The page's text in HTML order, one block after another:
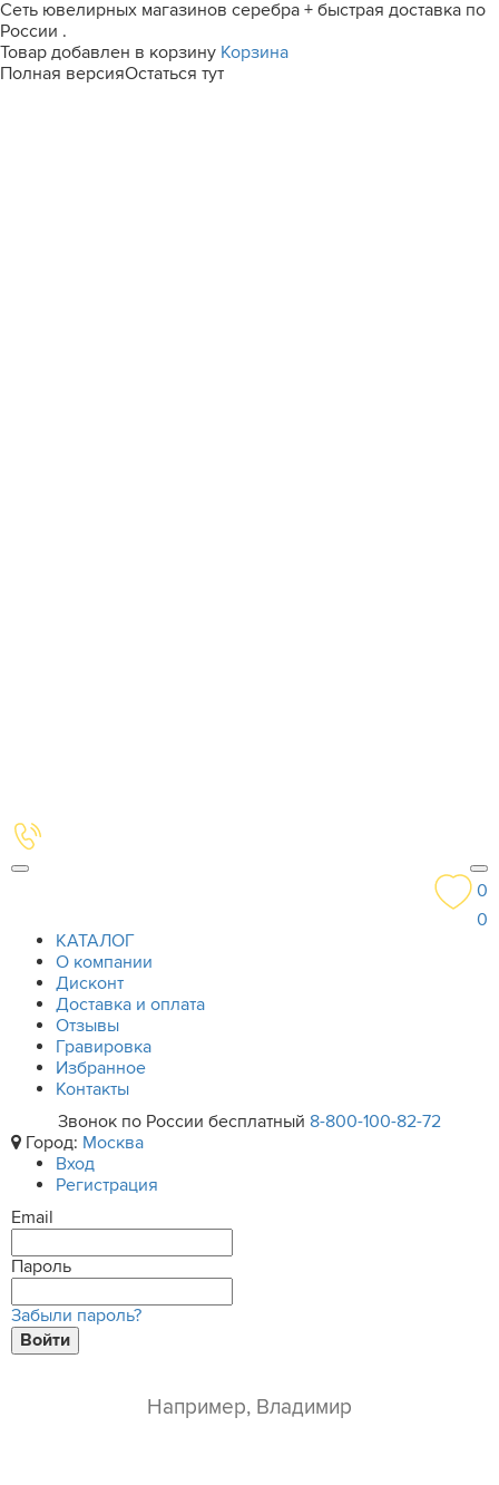
Сеть ювелирных магазинов серебра + быстрая доставка по
России .
Товар добавлен в корзину Корзина
Полная версияОстаться тут
0
0
КАТАЛОГ
О компании
Дисконт
Доставка и оплата
Отзывы
Гравировка
Избранное
Контакты
Звонок по России бесплатный 8-800-100-82-72
Город: Москва
Вход
Регистрация
Email
Пароль
Забыли пароль?
Войти